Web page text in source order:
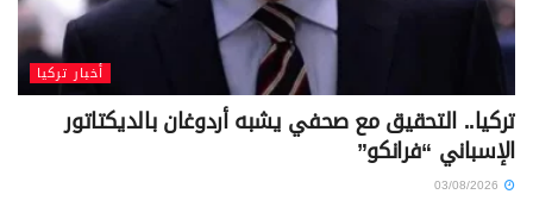
أخبار تركيا
تركيا.. التحقيق مع صحفي يشبه أردوغان بالديكتاتور
الإسباني “فرانكو”